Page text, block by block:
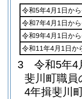
令和5年4月1日か
令和7年4月1日か
令和9年4月1日か
令和11年4月1日か
3
令和5年4
斐川町職
4年揖斐川